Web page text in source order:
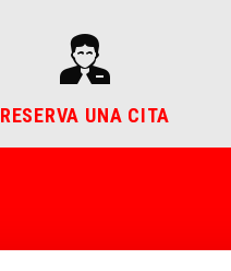
RESERVA UNA CITA